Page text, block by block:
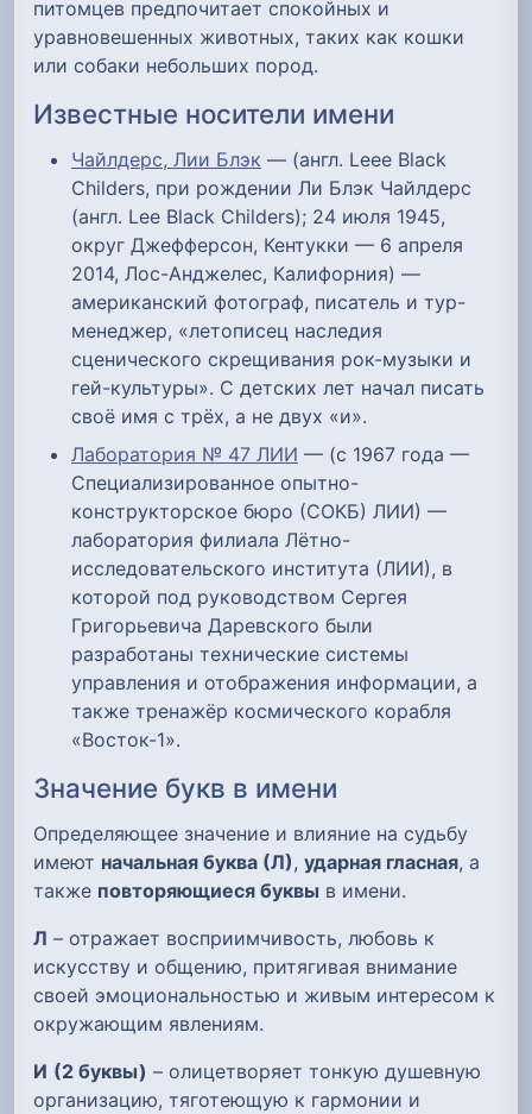
питомцев предпочитает спокойных и
уравновешенных животных, таких как кошки
или собаки небольших пород.
Известные носители имени
Чайлдерс, Лии Блэк — (англ. Leee Black
Childers, при рождении Ли Блэк Чайлдерс
(англ. Lee Black Childers); 24 июля 1945,
округ Джефферсон, Кентукки — 6 апреля
2014, Лос-Анджелес, Калифорния) —
американский фотограф, писатель и тур-
менеджер, «летописец наследия
сценического скрещивания рок-музыки и
гей-культуры». С детских лет начал писать
своё имя с трёх, а не двух «и».
Лаборатория № 47 ЛИИ — (с 1967 года —
Специализированное опытно-
конструкторское бюро (СОКБ) ЛИИ) —
лаборатория филиала Лётно-
исследовательского института (ЛИИ), в
которой под руководством Сергея
Григорьевича Даревского были
разработаны технические системы
управления и отображения информации, а
также тренажёр космического корабля
«Восток-1».
Значение букв в имени
Определяющее значение и влияние на судьбу
имеют начальная буква (Л), ударная гласная, а
также повторяющиеся буквы в имени.
Л – отражает восприимчивость, любовь к
искусству и общению, притягивая внимание
своей эмоциональностью и живым интересом к
окружающим явлениям.
И (2 буквы) – олицетворяет тонкую душевную
организацию, тяготеющую к гармонии и